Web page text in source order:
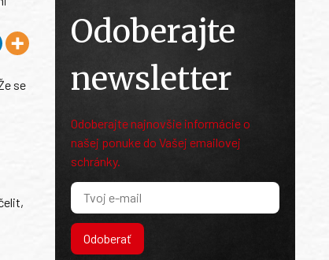
se
Odoberajte
newsletter
Odoberajte najnovšie informácie o
našej ponuke do Vašej emailovej
schránky.
Odoberať